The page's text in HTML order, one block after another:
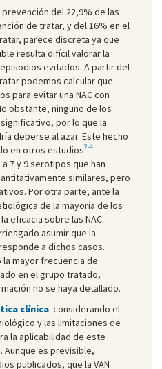
prevención del 22,9% de las
de tratar, y del 16% en el
parece discreta ya que
resulta difícil valorar la
evitados. A partir del
podemos calcular que
para evitar una NAC con
obstante, ninguno de los
por lo que la
deberse al azar. Este hecho
en otros estudios2-4
7 y 9 serotipos que han
similares, pero
Por otra parte, ante la
de la mayoría de los
eficacia sobre las NAC
asumir que la
a dichos casos.
mayor frecuencia de
en el grupo tratado,
no se haya detallado.
clínica: considerando el
y las limitaciones de
la aplicabilidad de este
Aunque es previsible,
publicados, que la VAN